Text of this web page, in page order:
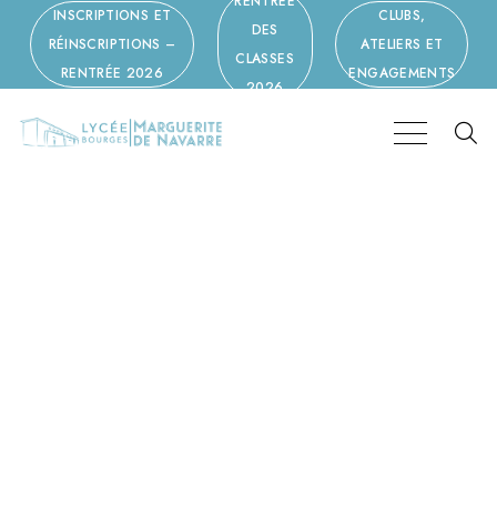
INSCRIPTIONS ET
RÉINSCRIPTIONS –
RENTRÉE 2026
DES
CLASSES
2026
CLUBS,
ATELIERS ET
ENGAGEMENTS